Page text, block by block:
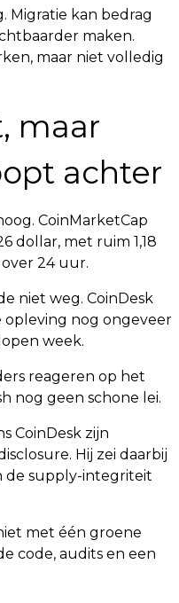
Migratie kan bedrag
maken.
maar niet volledig
maar
achter
CoinMarketCap
dollar, met ruim 1,18
24 uur.
niet weg. CoinDesk
opleving nog ongeveer
week.
reageren op het
nog geen schone lei.
CoinDesk zijn
Hij zei daarbij
de supply-integriteit
met één groene
code, audits en een